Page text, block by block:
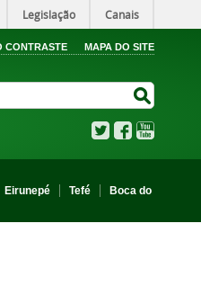
Legislação Canais
CONTRASTE MAPA DO SITE
TwitterFacebook
Eirunepé Tefé
Boca do